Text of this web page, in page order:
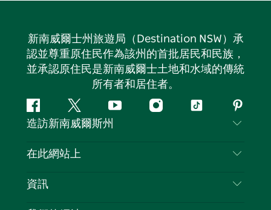
新南威爾士州旅遊局（Destination NSW）承
認並尊重原住民作為該州的首批居民和民族，
並承認原住民是新南威爾士土地和水域的傳統
所有者和居住者。
Facebook嘰
嘰
喳
Youtube Instagram
抖
造訪新南威爾斯州
聯絡我們
隱私
在此網站上
目的地
資訊